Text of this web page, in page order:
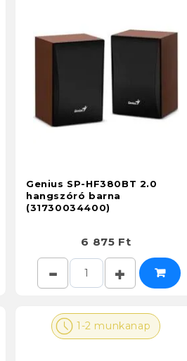
Genius SP-HF380BT 2.0
hangszóró barna
(31730034400)
6 875 Ft
1-2 munkanap